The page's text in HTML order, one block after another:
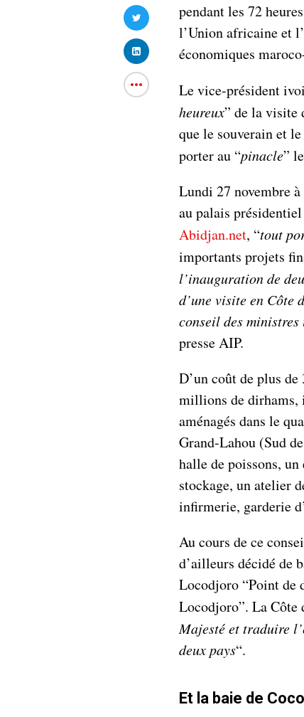
pendant les 72
l’Union africaine et
économiques
Le vice-président
heureux” de la visite
que le souverain et
porter au “pinacle”
Lundi 27 novembre
au palais
Abidjan.net, “tout
importants projets
l’inauguration de
d’une visite en Côte
conseil des
presse AIP.
D’un coût de plus
millions de dirhams,
aménagés dans le
Grand-Lahou (Sud
halle de poissons, un
stockage, un atelier
infirmerie, garderie
Au cours de ce
d’ailleurs décidé de
Locodjoro “Point de
Locodjoro”. La Côte
Majesté et traduire
deux pays“.
Et la baie de